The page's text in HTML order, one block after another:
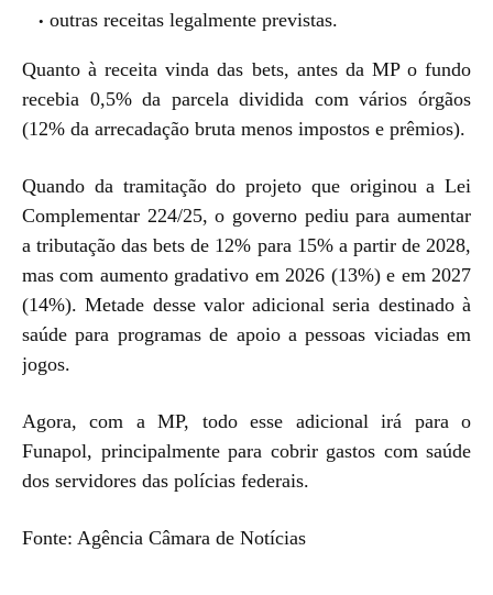
outras receitas legalmente previstas.
Quanto à receita vinda das bets, antes da MP o fundo
recebia 0,5% da parcela dividida com vários órgãos
(12% da arrecadação bruta menos impostos e prêmios).
Quando da tramitação do projeto que originou a Lei
Complementar 224/25, o governo pediu para aumentar
a tributação das bets de 12% para 15% a partir de 2028,
mas com aumento gradativo em 2026 (13%) e em 2027
(14%). Metade desse valor adicional seria destinado à
saúde para programas de apoio a pessoas viciadas em
jogos.
Agora, com a MP, todo esse adicional irá para o
Funapol, principalmente para cobrir gastos com saúde
dos servidores das polícias federais.
Fonte: Agência Câmara de Notícias